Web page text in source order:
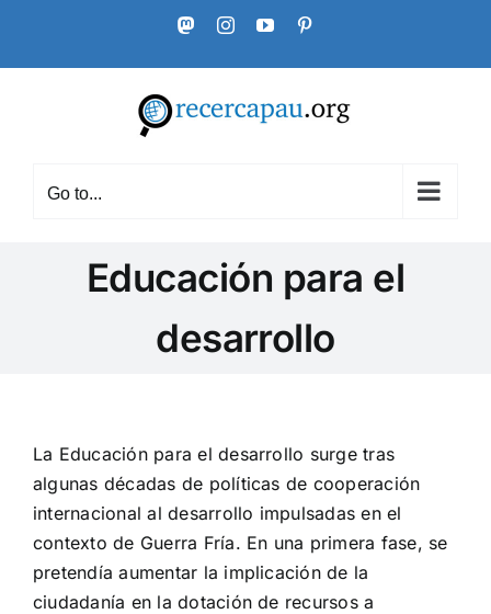
content
MastodonInstagram
YouTube
Go to...
Educación para el
desarrollo
La Educación para el desarrollo surge tras
algunas décadas de políticas de cooperación
internacional al desarrollo impulsadas en el
contexto de Guerra Fría. En una primera fase, se
pretendía aumentar la implicación de la
ciudadanía en la dotación de recursos a